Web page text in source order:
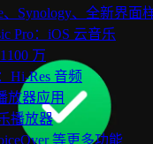
、Synology、全新界面
Pro：iOS 云音乐
万
Hi-Res 音频
放器应用
播放器
等更多功能